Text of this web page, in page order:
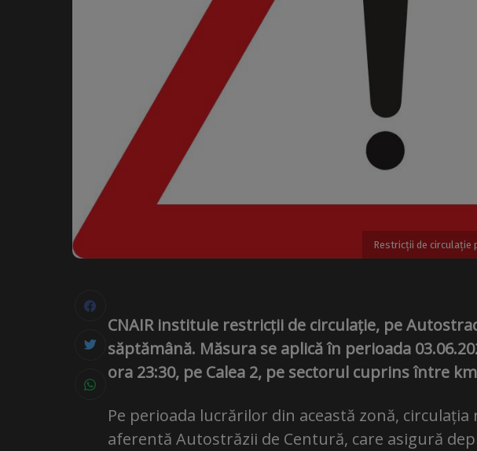
Restricții de circulație
CNAIR instituie restricții de circulație, pe
săptămână. Măsura se aplică în perioada
ora 23:30, pe Calea 2, pe sectorul cuprins între
Pe perioada lucrărilor din această zonă,
aferentă Autostrăzii de Centură, care asigură